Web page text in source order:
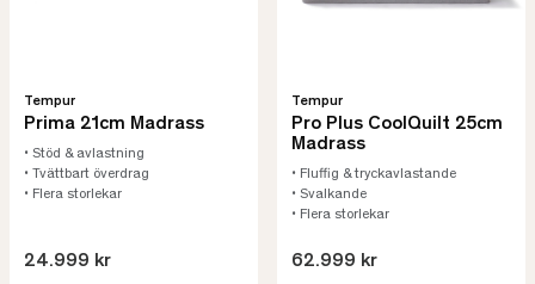
Tempur
Prima 21cm Madrass
• Stöd & avlastning
• Tvättbart överdrag
• Flera storlekar
24.999 kr
Tempur
Pro Plus CoolQuilt 25cm
Madrass
• Fluffig & tryckavlastande
• Svalkande
• Flera storlekar
62.999 kr